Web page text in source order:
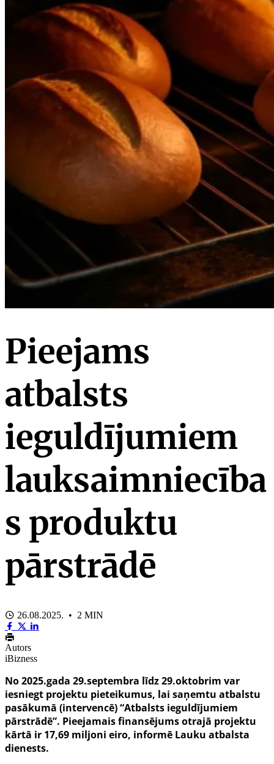
Pieejams
atbalsts
ieguldījumiem
lauksaimniecība
s produktu
pārstrādē
26.08.2025. • 2 MIN
Autors
iBizness
No 2025.gada 29.septembra līdz 29.oktobrim var
iesniegt projektu pieteikumus, lai saņemtu atbalstu
pasākumā (intervencē) “Atbalsts ieguldījumiem
pārstrādē”. Pieejamais finansējums otrajā projektu
kārtā ir 17,69 miljoni eiro, informē Lauku atbalsta
dienests.